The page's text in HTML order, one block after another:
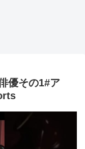
優その1#ア